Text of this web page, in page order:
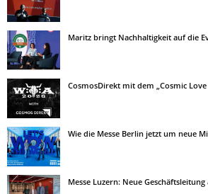
Maritz bringt Nachhaltigkeit auf die
CosmosDirekt mit dem „Cosmic
Wie die Messe Berlin jetzt um neue
Messe Luzern: Neue